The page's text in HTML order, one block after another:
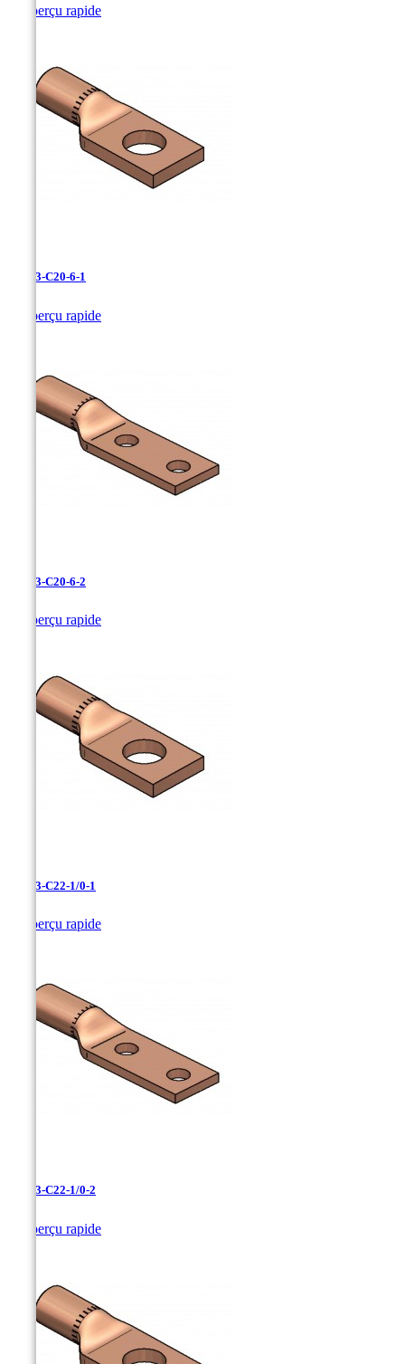
Aperçu rapide
LCN-3-C20-6-1
Aperçu rapide
LCN-3-C20-6-2
Aperçu rapide
LCN-3-C22-1/0-1
Aperçu rapide
LCN-3-C22-1/0-2
Aperçu rapide